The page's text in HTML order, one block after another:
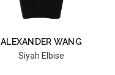
ALEXANDER WANG
Siyah Elbise